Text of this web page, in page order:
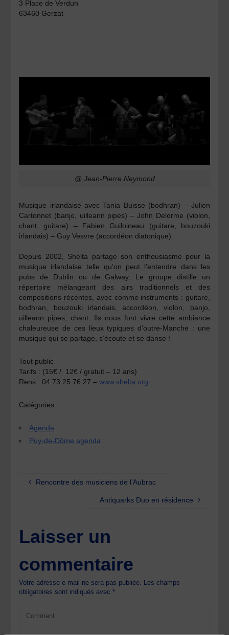
3 Place de Verdun
63460 Gerzat
@ Jean-Pierre Neymond
Musique irlandaise avecTania Buisse (bodhran) – Julien
Cartonnet (banjo, uilleann pipes) –John Delorme (violon,
chant, guitare) – Fabien Guiloineau (guitare, bouzouki
irlandais) – Guy Vesvre (accordéon diatonique).
Depuis 2002, Shelta partage son enthousiasme pour la
musique irlandaise telle qu’on peut l’entendre dans les
pubs de Dublin ou de Galway. Le groupe distille un
répertoire mélangeant des airs traditionnels et des
compositions récentes, avec comme instruments : guitare,
bodhran, bouzouki irlandais, accordéon, violon, banjo,
uilleann pipes, chant. Ils nous font vivre cette ambiance
chaleureuse de ces lieux typiques d’outre-Manche : une
musique qui se partage, s’écoute et se danse !
Tout public
Tarifs : (15€ / 12€ / gratuit – 12 ans)
Rens :04 73 25 76 27 –www.shelta.org
Catégories
Agenda
Puy-de-Dôme agenda
Rencontre des musiciens de l’Aubrac
Antiquarks Duo en résidence
Laisser un
commentaire
Votre adresse e-mail ne sera pas publiée. Les champs
obligatoires sont indiqués avec*